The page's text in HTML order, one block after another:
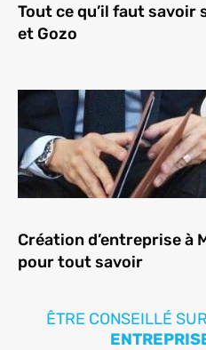
Tout ce qu’il faut savoir
et Gozo
Création d’entreprise à
pour tout savoir
ÊTRE CONSEILLÉ